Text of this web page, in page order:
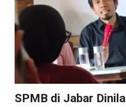
SPMB di Jabar